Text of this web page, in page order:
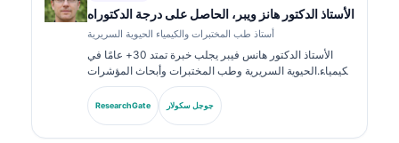
الأستاذ الدكتور هانز ويبر، الحاصل على درجة الدكتوراه
أستاذ طب المختبرات والكيمياء الحيوية السريرية
الأستاذ الدكتور هانس فيبر يجلب خبرة تمتد 30+ عامًا في
الكيمياء الحيوية السريرية وطب المختبرات وأبحاث المؤشرات
الحيوية. بصفته الرئيس السابق للجمعية الألمانية للكيمياء
السريرية، يتخصص في تحليل لوحات التشخيص، وتوحيد
المؤشرات الحيوية، والطب المخبري المدعوم بالذكاء
ResearchGate جوجل سكولار